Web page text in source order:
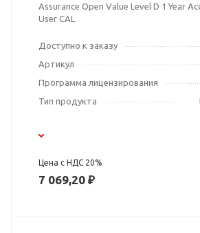
Assurance Open Value Level D 1 Year
User CAL
Доступно к заказу
Артикул
Программа лицензирования
Тип продукта
Цена с НДС 20%
7 069,20 ₽